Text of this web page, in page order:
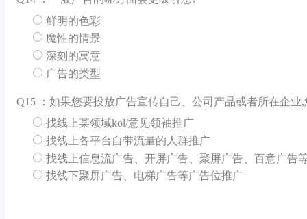
鲜明的色彩
魔性的情景
深刻的寓意
广告的类型
Q15 ：如果您要投放广告宣传自己、公司产品或者所在企业
找线上某领域kol/意见领袖推广
找线上各平台自带流量的人群推广
找线上信息流广告、开屏广告、聚屏广告、百意广告
找线下聚屏广告、电梯广告等广告位推广